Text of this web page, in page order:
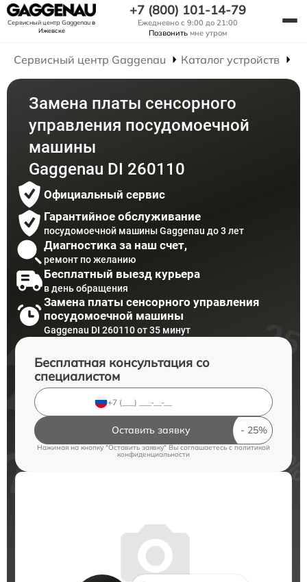
Сервисный центр Gaggenauв
Ижевске
+7 (800) 101-14-79
Ежедневно с 9:00 до 21:00
Позвонить мне утром
Сервисный центр Gaggenau Каталог устройств
Замена платы сенсорного
управления посудомоечной
машины
Gaggenau DI 260110
Официальный сервис
Гарантийное обслуживание
посудомоечной машины Gaggenau до 3 лет
Диагностика за наш счет,
ремонт по желанию
Бесплатный выезд курьера
в день обращения
Замена платы сенсорного управления
посудомоечной машины
Gaggenau DI 260110 от 35 минут
Бесплатная консультация со
специалистом
Оставить заявку
Нажимая на кнопку "Оставить заявку" Вы соглашаетесь cполитикой
конфиденциальности